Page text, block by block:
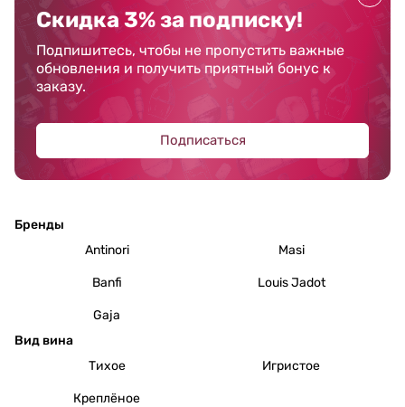
Скидка 3% за подписку!
Подпишитесь, чтобы не пропустить важные
обновления и получить приятный бонус к
заказу.
Подписаться
Бренды
Antinori
Masi
Banfi Louis Jadot
Gaja
Вид вина
Тихое
Игристое
Креплёное